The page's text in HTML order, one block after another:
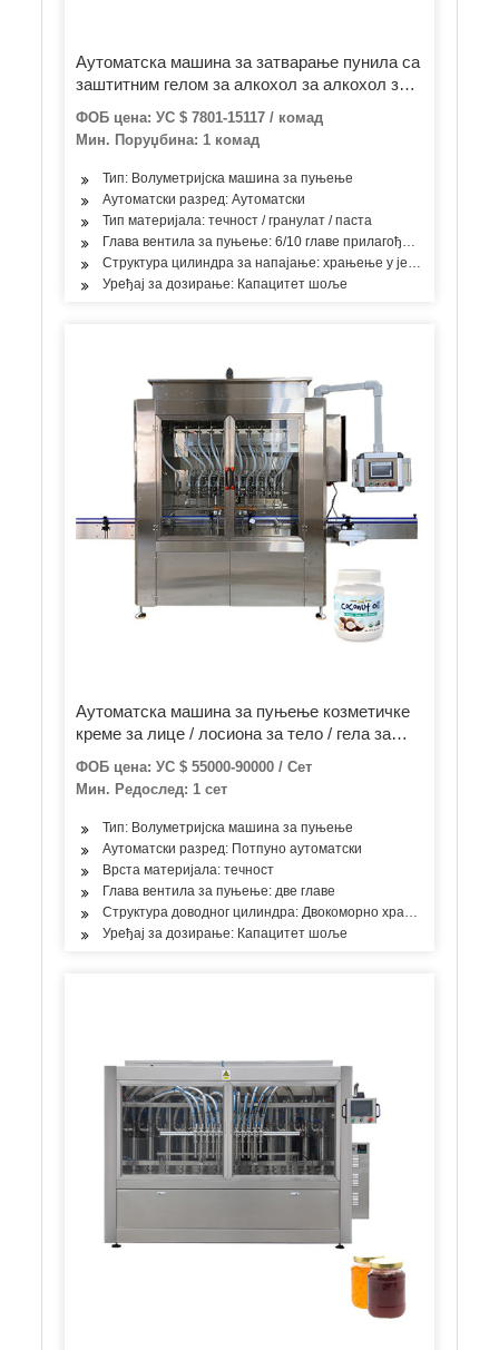
Аутоматска машина за затварање пунила са
заштитним гелом за алкохол за алкохол за
заштиту од експлозије
ФОБ цена: УС $ 7801-15117 / комад
Мин. Поруџбина: 1 комад
Тип: Волуметријска машина за пуњење
Аутоматски разред: Аутоматски
Тип материјала: течност / гранулат / паста
Глава вентила за пуњење: 6/10 главе прилагођене
Структура цилиндра за напајање: храњење у једној соби
Уређај за дозирање: Капацитет шоље
Аутоматска машина за пуњење козметичке
креме за лице / лосиона за тело / гела за
туширање Прање тела / шампон / детерџент
/ етилни алкохол Гел за дезинфекцију руку /
течни сапун
ФОБ цена: УС $ 55000-90000 / Сет
Мин. Редослед: 1 сет
Тип: Волуметријска машина за пуњење
Аутоматски разред: Потпуно аутоматски
Врста материјала: течност
Глава вентила за пуњење: две главе
Структура доводног цилиндра: Двокоморно храњење
Уређај за дозирање: Капацитет шоље